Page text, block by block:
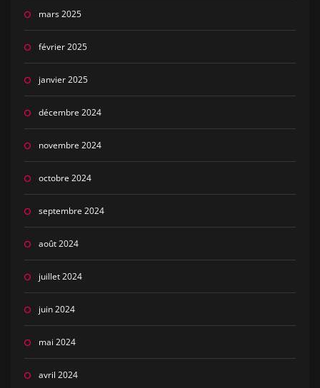
mars 2025
février 2025
janvier 2025
décembre 2024
novembre 2024
octobre 2024
septembre 2024
août 2024
juillet 2024
juin 2024
mai 2024
avril 2024